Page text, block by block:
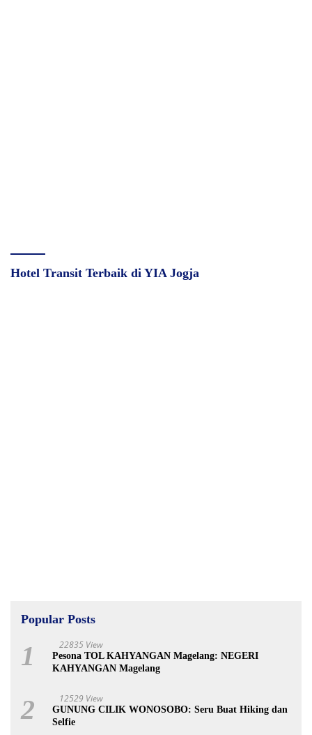
Hotel Transit Terbaik di YIA Jogja
Popular Posts
1 22835 View
Pesona TOL KAHYANGAN Magelang: NEGERI
KAHYANGAN Magelang
2 12529 View
GUNUNG CILIK WONOSOBO: Seru Buat Hiking dan
Selfie